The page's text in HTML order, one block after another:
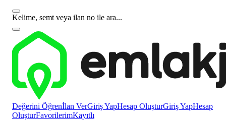
Kelime, semt veya ilan no ile ara...
Değerini Öğrenİlan VerGiriş YapHesap OluşturGiriş YapHesap
OluşturFavorilerimKayıtlı